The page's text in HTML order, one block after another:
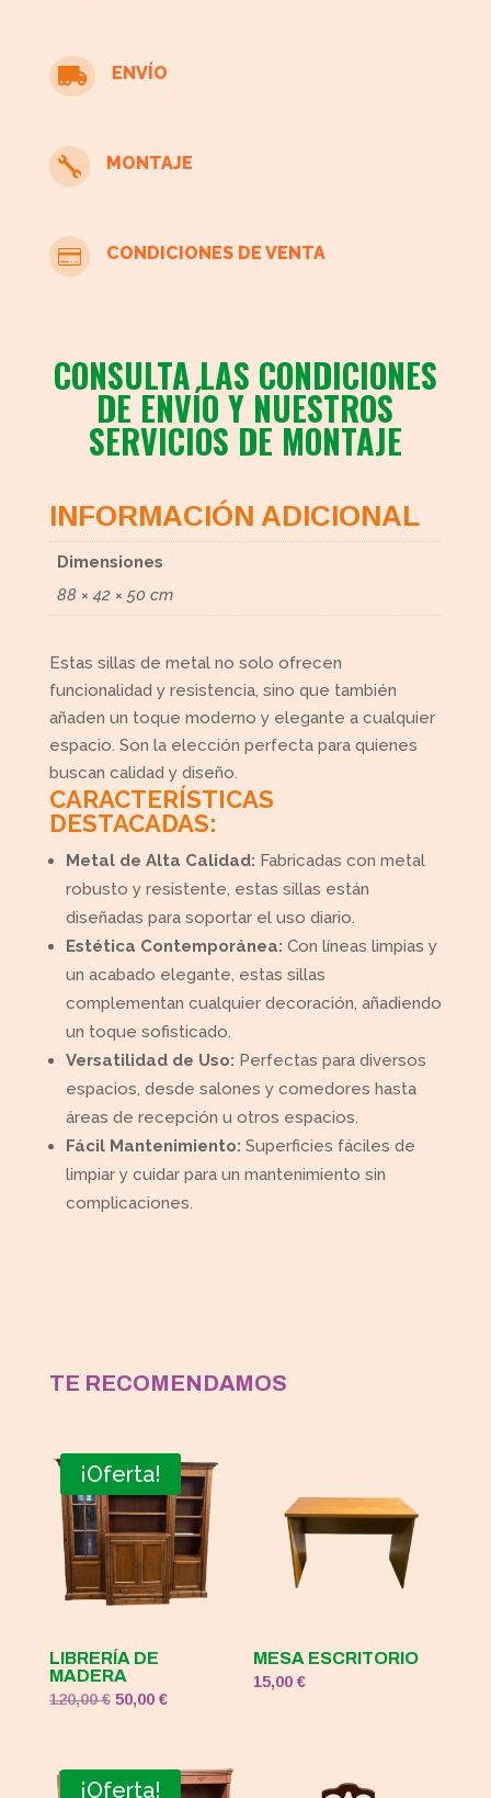
rejilla
cantidad
 ENVÍO
 MONTAJE
 CONDICIONES DE VENTA
CONSULTA LAS CONDICIONES
DE ENVÍO Y NUESTROS
SERVICIOS DE MONTAJE
INFORMACIÓN ADICIONAL
Dimensiones
88 × 42 × 50 cm
Estas sillas de metal no solo ofrecen
funcionalidad y resistencia, sino que también
añaden un toque moderno y elegante a cualquier
espacio. Son la elección perfecta para quienes
buscan calidad y diseño.
CARACTERÍSTICAS
DESTACADAS:
Metal de Alta Calidad: Fabricadas con metal
robusto y resistente, estas sillas están
diseñadas para soportar el uso diario.
Estética Contemporánea: Con líneas limpias y
un acabado elegante, estas sillas
complementan cualquier decoración, añadiendo
un toque sofisticado.
Versatilidad de Uso: Perfectas para diversos
espacios, desde salones y comedores hasta
áreas de recepción u otros espacios.
Fácil Mantenimiento: Superficies fáciles de
limpiar y cuidar para un mantenimiento sin
complicaciones.
TE RECOMENDAMOS
¡Oferta!
LIBRERÍA DE
MADERA
120,00€ El
era:
50,00 €El
es:
MESA ESCRITORIO
15,00€
¡Oferta!